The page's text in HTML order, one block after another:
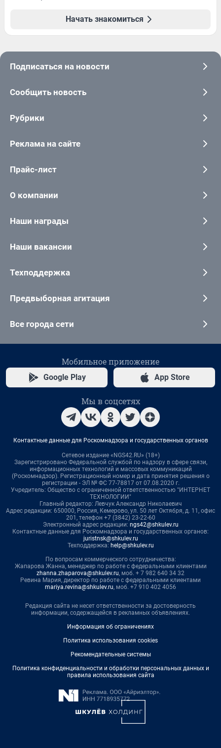
Начать знакомиться
Подписаться на новости
Сообщить новость
Рубрики
Реклама на сайте
Прайс-лист
О компании
Наши награды
Наши вакансии
Техподдержка
Предвыборная агитация
Все города сети
Мобильное приложение
Google Play App Store
Мы в соцсетях
Контактные данные для Роскомнадзора и государственных органов
Сетевое издание «NGS42.RU» (18+)
Зарегистрировано Федеральной службой по надзору в сфере связи,
информационных технологий и массовых коммуникаций
(Роскомнадзор). Регистрационный номер и дата принятия решения о
регистрации - ЭЛ № ФС 77-78817 от 07.08.2020 г.
Учредитель: Общество с ограниченной ответственностью "ИНТЕРНЕТ
ТЕХНОЛОГИИ"
Главный редактор: Левчук Александр Николаевич
Адрес редакции: 650000, Россия, Кемерово, ул. 50 лет Октября, д. 11, офис
201, телефон +7 (3842) 23-22-60
Электронный адрес редакции: ngs42@shkulev.ru
Контактные данные для Роскомнадзора и государственных органов:
juristnsk@shkulev.ru
Техподдержка: help@shkulev.ru
По вопросам коммерческого сотрудничества:
Жапарова Жанна, менеджер по работе с федеральными клиентами
zhanna.zhaparova@shkulev.ru, моб. + 7 982 640 34 32
Ревина Мария, директор по работе с федеральными клиентами
mariya.revina@shkulev.ru, моб. +7 910 402 4056
Редакция сайта не несет ответственности за достоверность
информации, содержащейся в рекламных объявлениях.
Информация об ограничениях
Политика использования cookies
Рекомендательные системы
Политика конфиденциальности и обработки персональных данных и
правила использования сайта